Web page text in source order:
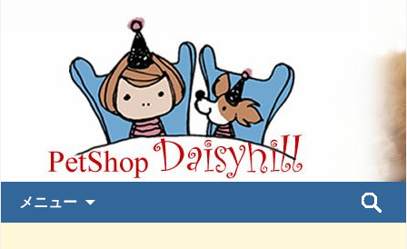
メニュー
検